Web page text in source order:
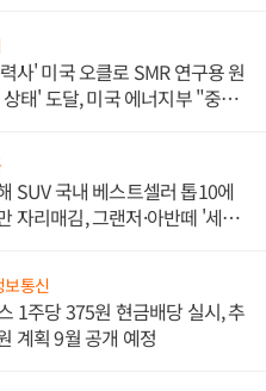
사' 미국 오클로 SMR 연구용 원
태' 도달, 미국 에너지부 "중요
SUV 국내 베스트셀러 톱10에
자리매김, 그랜저·아반떼 '세단
보통신
1주당 375원 현금배당 실시, 추
계획 9월 공개 예정